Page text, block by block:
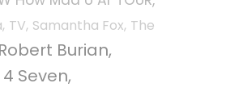
TV, Samantha Fox, The
Robert Burian,
Seven,